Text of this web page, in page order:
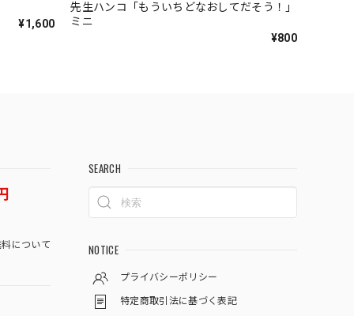
¥1,600
先生ハンコ「もういちどなおしてだそう！」
ミニ
¥800
について
SEARCH
NOTICE
プライバシーポリシー
特定商取引法に基づく表記